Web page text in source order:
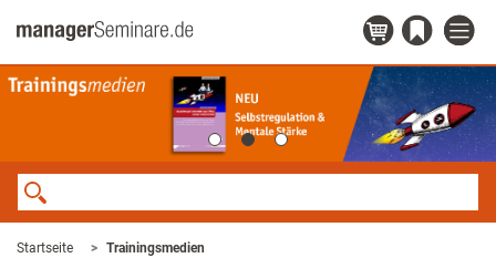
Startseite Trainingsmedien